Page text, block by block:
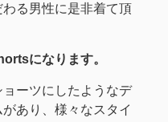
る男性に是非着て頂
になります。
ーツにしたようなデ
あり、様々なスタイ